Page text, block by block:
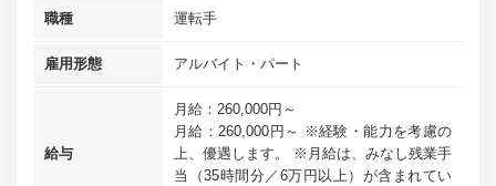
職種 運転手
雇用形態 アルバイト・パート
給与
月給：260,000円～
月給：260,000円～ ※経験・能力を考慮の
上、優遇します。 ※月給は、みなし残業手
当（35時間分／6万円以上）が含まれてい